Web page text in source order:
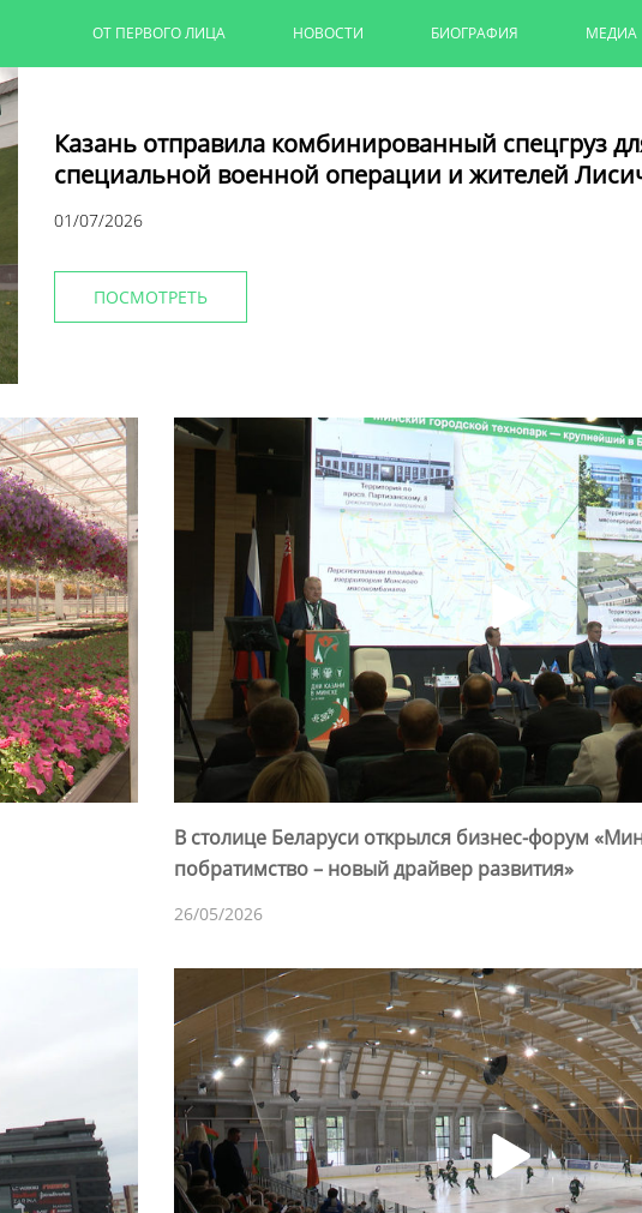
ОТ ПЕРВОГО ЛИЦА НОВОСТИ БИОГРАФИЯ МЕДИА
ВИДЕО
Казань отправила комбинированный спецгруз
специальной военной операции и жителей
01/07/2026
ПОСМОТРЕТЬ
В столице Беларуси открылся бизнес-форум
побратимство – новый драйвер развития»
26/05/2026